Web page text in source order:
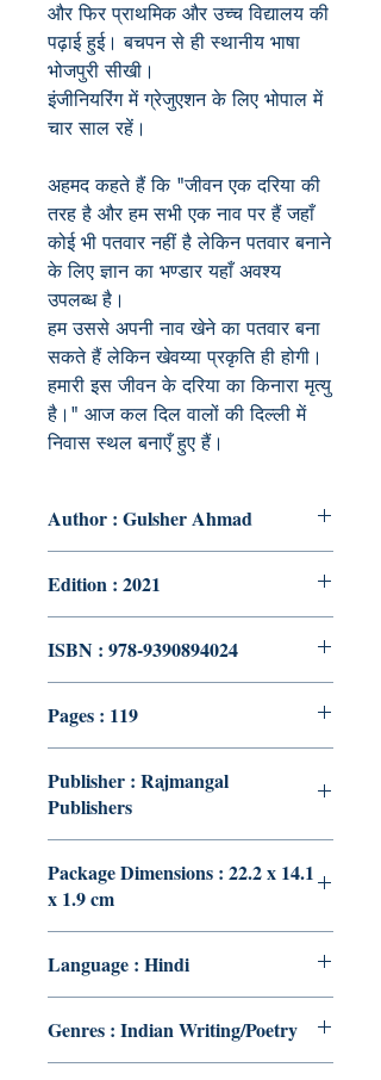
और फिर प्राथमिक और उच्च विद्यालय की
पढ़ाई हुई। बचपन से ही स्थानीय भाषा
भोजपुरी सीखी।
इंजीनियरिंग में ग्रेजुएशन के लिए भोपाल में
चार साल रहें।
अहमद कहते हैं कि "जीवन एक दरिया की
तरह है और हम सभी एक नाव पर हैं जहाँ
कोई भी पतवार नहीं है लेकिन पतवार बनाने
के लिए ज्ञान का भण्डार यहाँ अवश्य
उपलब्ध है।
हम उससे अपनी नाव खेने का पतवार बना
सकते हैं लेकिन खेवय्या प्रकृति ही होगी।
हमारी इस जीवन के दरिया का किनारा मृत्यु
है।" आज कल दिल वालों की दिल्ली में
निवास स्थल बनाएँ हुए हैं।
Author : Gulsher Ahmad
Edition : 2021
ISBN : 978-9390894024
Pages : 119
Publisher : Rajmangal
Publishers
Package Dimensions : 22.2 x 14.1
x 1.9 cm
Language : Hindi
Genres : Indian Writing/Poetry